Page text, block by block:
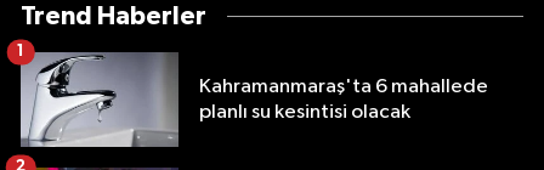
Trend Haberler
Kahramanmaraş'ta 6 mahallede
planlı su kesintisi olacak
1